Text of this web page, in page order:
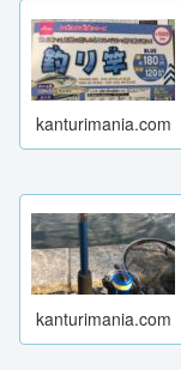
kanturimania.com
kanturimania.com